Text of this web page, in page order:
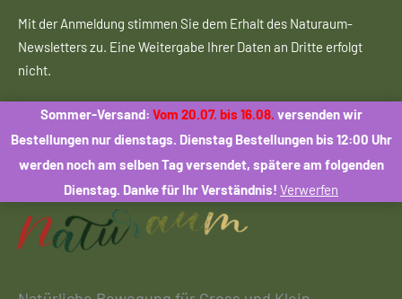
Sommer-Versand: Vom 20.07. bis 16.08. versenden wir
Bestellungen nur dienstags. Dienstag Bestellungen bis 12:00 Uhr
werden noch am selben Tag versendet, spätere am folgenden
Dienstag. Danke für Ihr Verständnis! Verwerfen
Mit der Anmeldung stimmen Sie dem Erhalt des Naturaum-
Newsletters zu. Eine Weitergabe Ihrer Daten an Dritte erfolgt
nicht.
Social Media
FacebookInstagram
Email